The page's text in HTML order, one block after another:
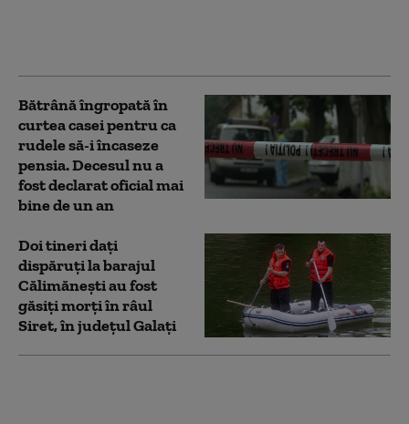
Bătrână îngropată în
curtea casei pentru ca
rudele să-i încaseze
pensia. Decesul nu a
fost declarat oficial mai
bine de un an
Doi tineri dați
dispăruți la barajul
Călimănești au fost
găsiți morți în râul
Siret, în județul Galați